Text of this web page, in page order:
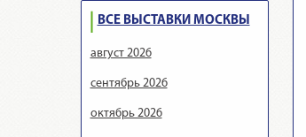
ВСЕ ВЫСТАВКИ МОСКВЫ
август 2026
сентябрь 2026
октябрь 2026